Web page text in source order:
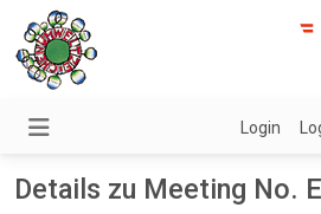
Login
Details zu Meeting No.